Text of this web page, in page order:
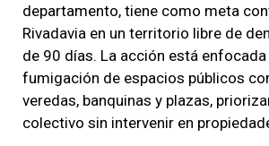
departamento, tiene como meta
Rivadavia en un territorio libre de
de 90 días. La acción está enfocada
fumigación de espacios públicos
veredas, banquinas y plazas,
colectivo sin intervenir en